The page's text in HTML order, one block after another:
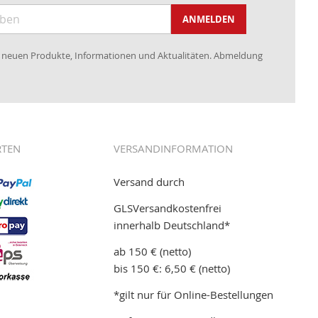
ANMELDEN
Produkte, Informationen und Aktualitäten. Abmeldung
VERSANDINFORMATION
Versand durch
GLSVersandkostenfrei
innerhalb Deutschland*
ab 150 € (netto)
bis 150 €: 6,50 € (netto)
*gilt nur für Online-Bestellungen